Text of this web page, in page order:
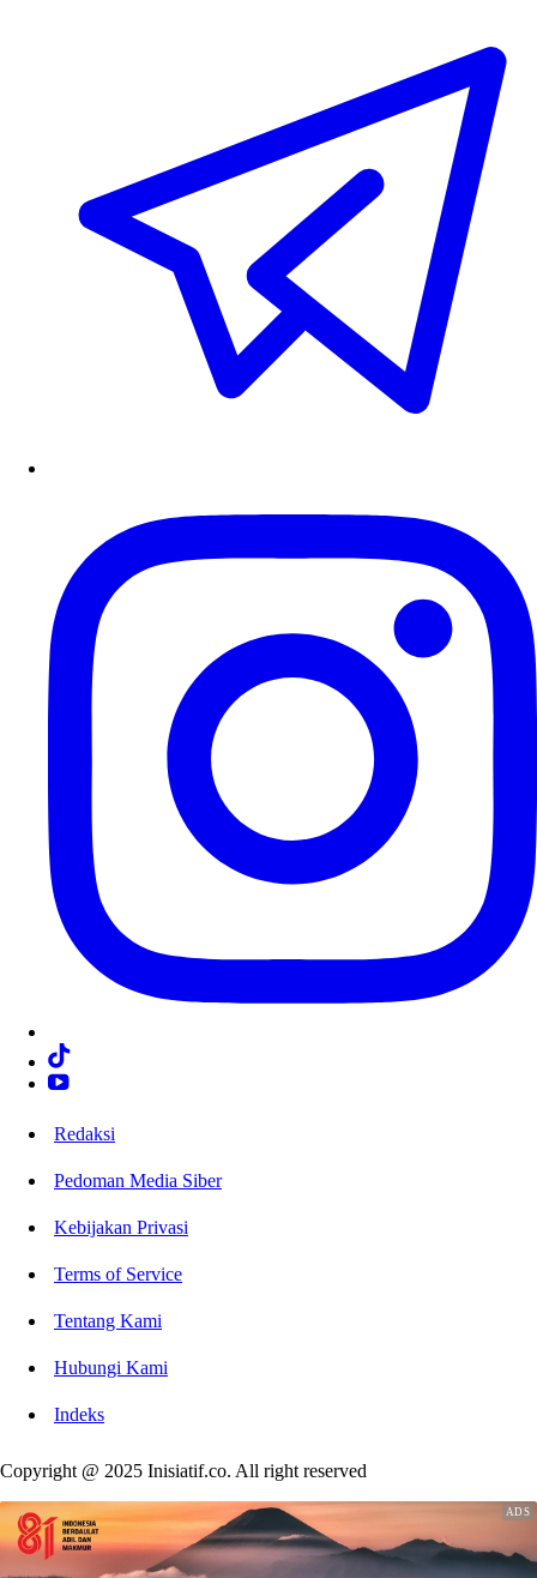
Redaksi
Pedoman Media Siber
Kebijakan Privasi
Terms of Service
Tentang Kami
Hubungi Kami
Indeks
Copyright @ 2025 Inisiatif.co. All right reserved